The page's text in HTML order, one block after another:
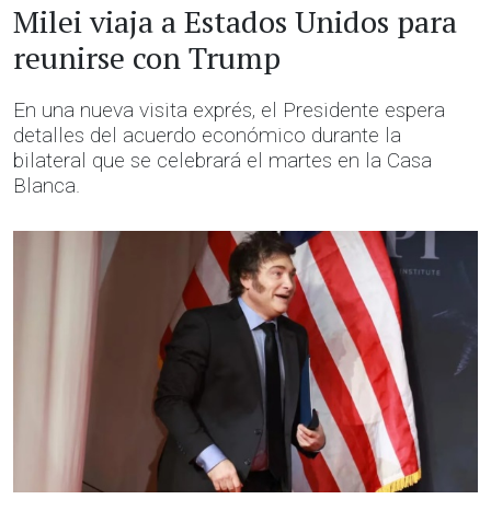
Milei viaja a Estados Unidos para
reunirse con Trump
En una nueva visita exprés, el Presidente espera
detalles del acuerdo económico durante la
bilateral que se celebrará el martes en la Casa
Blanca.